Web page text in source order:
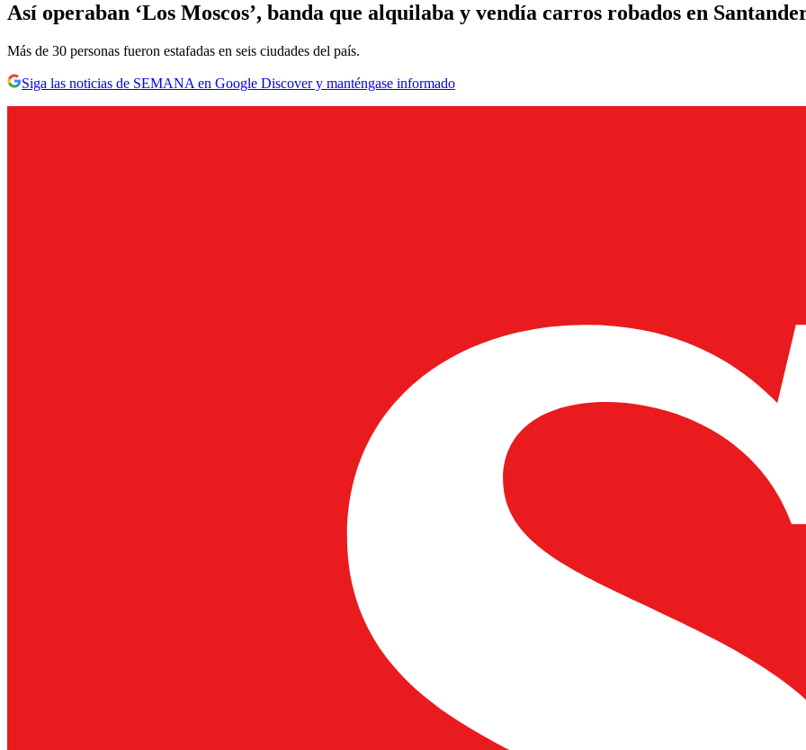
Así operaban ‘Los Moscos’, banda que alquilaba y vendía carros robados en
Más de 30 personas fueron estafadas en seis ciudades del país.
Siga las noticias de SEMANA en Google Discover y manténgase informado